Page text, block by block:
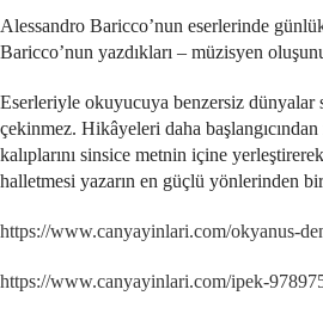
Alessandro Baricco’nun eserlerinde
Baricco’nun yazdıkları – müzisyen
Eserleriyle okuyucuya benzersiz dünyalar
çekinmez. Hikâyeleri daha
kalıplarını sinsice metnin içine
halletmesi yazarın en güçlü yönlerinden
https://www.canyayinlari.com/okyanus-
https://www.canyayinlari.com/ipek-